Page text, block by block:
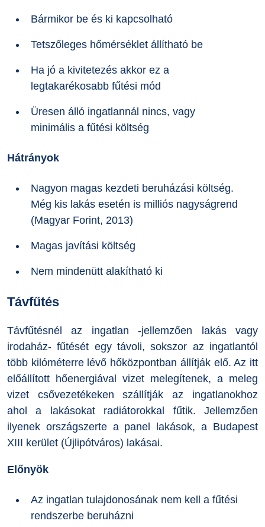
Bármikor be és ki kapcsolható
Tetszőleges hőmérséklet állítható be
Ha jó a kivitetezés akkor ez a
legtakarékosabb fűtési mód
Üresen álló ingatlannál nincs, vagy
minimális a fűtési költség
Hátrányok
Nagyon magas kezdeti beruházási költség.
Még kis lakás esetén is milliós nagyságrend
(Magyar Forint, 2013)
Magas javítási költség
Nem mindenütt alakítható ki
Távfűtés
Távfűtésnél az ingatlan -jellemzően lakás vagy
irodaház- fűtését egy távoli, sokszor az ingatlantól
több kilóméterre lévő hőközpontban állítják elő. Az itt
előállított hőenergiával vizet melegítenek, a meleg
vizet csővezetékeken szállítják az ingatlanokhoz
ahol a lakásokat radiátorokkal fűtik. Jellemzően
ilyenek országszerte a panel lakások, a Budapest
XIII kerület (Újlipótváros) lakásai.
Előnyök
Az ingatlan tulajdonosának nem kell a fűtési
rendszerbe beruházni